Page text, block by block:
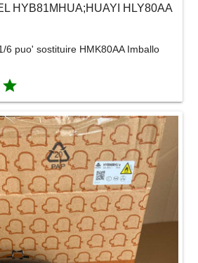
HYB81MHUA;HUAYI HLY80AA
6 puo' sostituire HMK80AA Imballo
grade